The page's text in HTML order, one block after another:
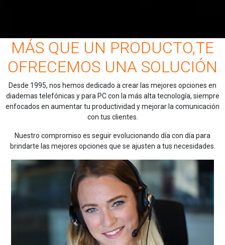
MÁS QUE UN PRODUCTO,TE
OFRECEMOS UNA SOLUCIÓN
Desde 1995, nos hemos dedicado a crear las mejores opciones en
diademas telefónicas y para PC con la más alta tecnología, siempre
enfocados en aumentar tu productividad y mejorar la comunicación
con tus clientes.
Nuestro compromiso es seguir evolucionando día con día para
brindarte las mejores opciones que se ajusten a tus necesidades.